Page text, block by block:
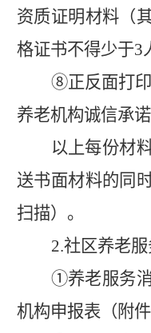
资质证明材料（
格证书不得少于3
⑧正反面打
养老机构诚信承
以上每份材
送书面材料的同
扫描）。
2.社区养老服
①养老服务
机构申报表（附件